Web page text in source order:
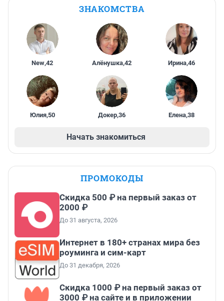
ЗНАКОМСТВА
New,42 Алёнушка,42 Ирина,46
Юлия,50 Докер,36 Елена,38
Начать знакомиться
ПРОМОКОДЫ
Скидка 500 ₽ на первый заказ от
2000 ₽
До 31 августа, 2026
Интернет в 180+ странах мира без
роуминга и сим-карт
До 31 декабря, 2026
Скидка 1000 ₽ на первый заказ от
3000 ₽ на сайте и в приложении